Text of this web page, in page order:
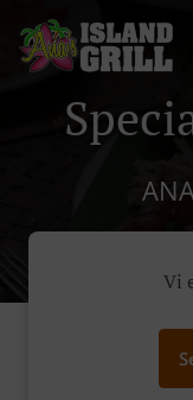
Vi